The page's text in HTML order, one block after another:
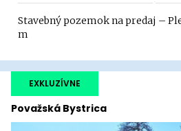
Stavebný pozemok na predaj –
m
Považská Bystrica
EXKLUZÍVNE